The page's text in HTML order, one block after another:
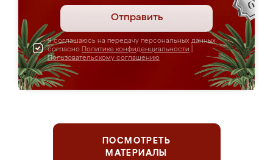
Отправить
Я соглашаюсь на передачу персональных данных
согласно Политике конфиденциальности
Пользовательскому соглашению
ПОСМОТРЕТЬ
МАТЕРИАЛЫ